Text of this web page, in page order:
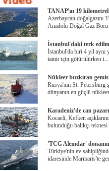
TANAP'ın 19
Azerbaycan doğalgazını
Anadolu Doğal Gaz Boru
İstanbul'daki terk
İstanbul'da biri 4 yıl
tamir için götürülürken i...
Nükleer buzkıran
Rusya'nın St.
dünyanın en güçlü
Karadeniz'de can
Kocaeli, Kefken
bulunduğu balıkçı teknesi
'TCG Alemdar'
Türkiye'nin ev
idaresinde Marmaris'te